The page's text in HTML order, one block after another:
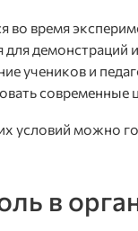
во время
демонстраций
учеников и
современные
условий можно
в